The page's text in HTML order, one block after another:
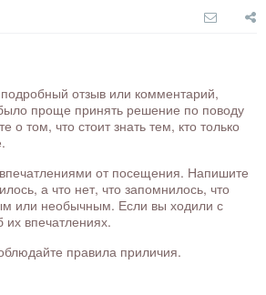
отзыв или комментарий,
проще принять решение по поводу
о том, что стоит знать тем, кто только
от посещения. Напишите
а что нет, что запомнилось, что
или необычным. Если вы ходили с
их впечатлениях.
правила приличия.